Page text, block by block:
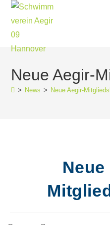
Zum
Inhalt
springen
Neue Aegir-
> News > Neue Aegir-